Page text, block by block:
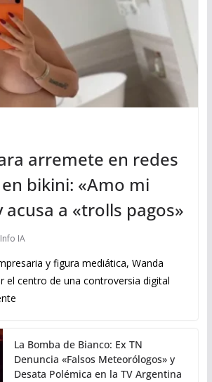
arremete en redes
bikini: «Amo mi
acusa a «trolls pagos»
Info IA
y figura mediática, Wanda
el centro de una controversia digital
La Bomba de Bianco: Ex TN
Denuncia «Falsos Meteorólogos» y
Desata Polémica en la TV Argentina